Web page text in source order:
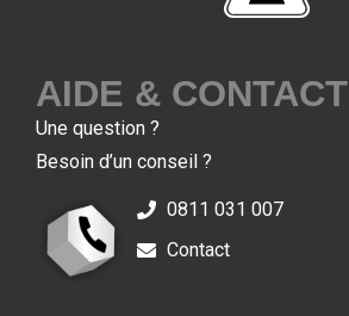
AIDE & CONTACT
Une question ?
Besoin d’un conseil ?
0811 031 007
Contact